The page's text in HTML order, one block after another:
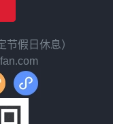
假日休息）